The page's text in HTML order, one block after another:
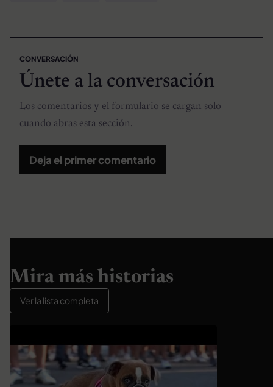
CONVERSACIÓN
Únete a la conversación
Los comentarios y el formulario se cargan solo
cuando abras esta sección.
Deja el primer comentario
Mira más historias
Ver la lista completa